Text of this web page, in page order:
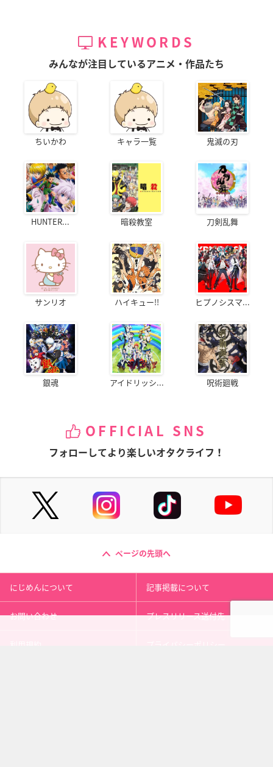
KEYWORDS
みんなが注目しているアニメ・作品たち
ちいかわ キャラ一覧 鬼滅の刃
HUNTER... 暗殺教室 刀剣乱舞
サンリオ ハイキュー!! ヒプノシスマ...
銀魂 アイドリッシ... 呪術廻戦
OFFICIAL SNS
フォローしてより楽しいオタクライフ！
ページの先頭へ
にじめんについて 記事掲載について
お問い合わせ プレスリリース送付先